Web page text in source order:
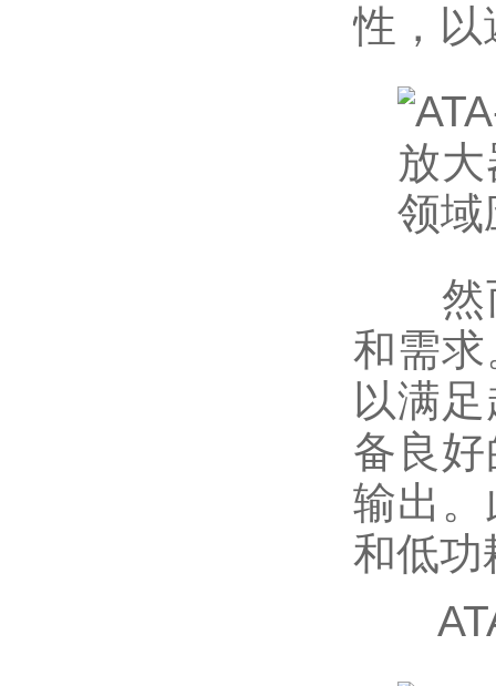
性，以
然而
和需
以满
备良
输出
和低功
ATA-